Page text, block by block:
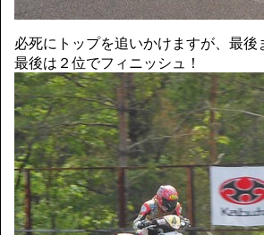
必死にトップを追いかけますが、最
最後は２位でフィニッシュ！